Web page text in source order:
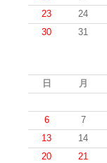
23
24
30
31
日 月
6
7
13
14
20
21